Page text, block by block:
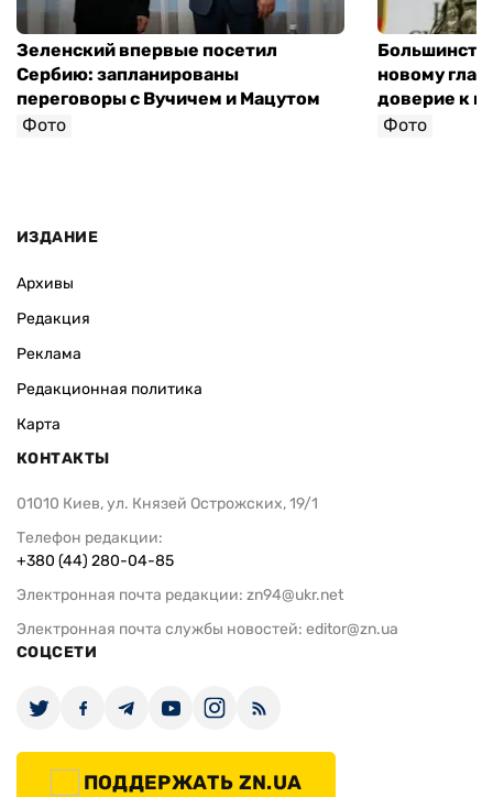
Зеленский впервые посетил
Сербию: запланированы
переговоры с Вучичем и Мацутом
Фото
новому
доверие к
Фото
ИЗДАНИЕ
Архивы
Редакция
Реклама
Редакционная политика
Карта
КОНТАКТЫ
01010 Киев, ул. Князей Острожских, 19/1
Телефон редакции:
+380 (44) 280-04-85
Электронная почта редакции: zn94@ukr.net
Электронная почта службы новостей: editor@zn.ua
СОЦСЕТИ
ПОДДЕРЖАТЬ ZN.UA